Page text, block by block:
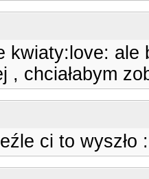
kwiaty:love: ale
, chciałabym
ci to wyszło